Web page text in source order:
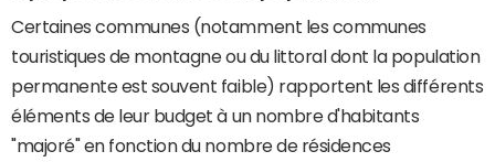
Certaines communes (notamment les communes
touristiques de montagne ou du littoral dont la population
permanente est souvent faible) rapportent les différents
éléments de leur budget à un nombre d'habitants
"majoré" en fonction du nombre de résidences